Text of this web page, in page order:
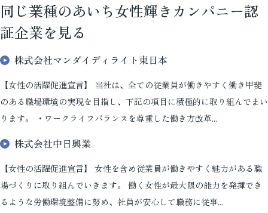
同じ業種のあいち女性輝きカンパニー認
証企業を見る
株式会社マンダイディライト東日本
【女性の活躍促進宣言】 当社は、全ての従業員が働きやすく働き甲斐
のある職場環境の実現を目指し、下記の項目に積極的に取り組んでまい
ります。 ・ワークライフバランスを尊重した働き方改革...
株式会社中日興業
【女性の活躍促進宣言】 女性を含め従業員が働きやすく魅力がある職
場づくりに取り組んでいきます。 働く女性が最大限の能力を発揮でき
るような労働環境整備に努め、社員が安心して職務に従事...